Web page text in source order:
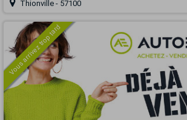
Thionville - 57100
Vous arrivez trop tard